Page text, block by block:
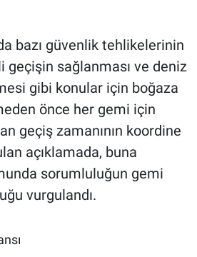
bazı güvenlik tehlikelerinin
geçişin sağlanması ve deniz
gibi konular için boğaza
önce her gemi için
geçiş zamanının koordine
açıklamada, buna
sorumluluğun gemi
vurgulandı.